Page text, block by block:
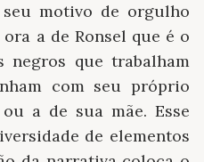
motivo de orgulho
a de Ronsel que é o
negros que trabalham
com seu próprio
a de sua mãe. Esse
de elementos